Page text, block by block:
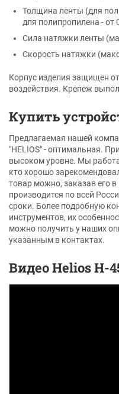
Толщина ленты (для
для полипропилена -
Сила натяжки ленты
Скорость натяжки
Корпус изделия защищен
воздействия. Крепеж
Купить
Предлагаемая нашей
"HELIOS" - оптимальная.
высоком уровне. Мы
кто хорошо
товар можно, заказав его
производится по всей
сроки. Более подробную
инструментов, их
можно получить у наших
указанным в контактах.
Видео Helios H-